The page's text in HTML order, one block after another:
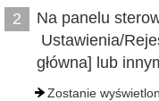
2
Na panelu
Ustawienia/
główna] lub
Zostanie